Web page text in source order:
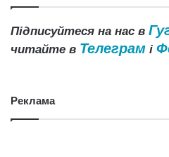
Підписуйтеся на нас в
читайте в Телеграм і
Реклама